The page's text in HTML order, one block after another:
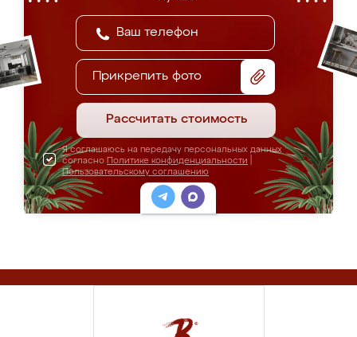
Прикрепить фото
Рассчитать стоимость
Я соглашаюсь на передачу персональных данных
согласно Политике конфиденциальности
Пользовательскому соглашению